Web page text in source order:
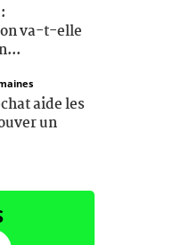
va-t-elle
aide les
un